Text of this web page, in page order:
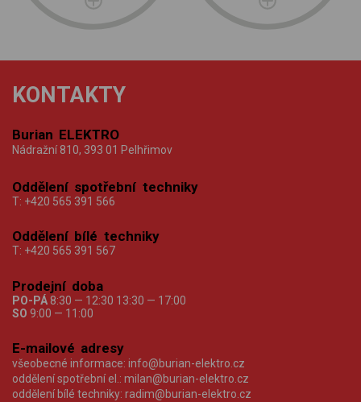
KONTAKTY
Burian ELEKTRO
Nádražní 810, 393 01 Pelhřimov
Oddělení spotřební techniky
T: +420 565 391 566
Oddělení bílé techniky
T: +420 565 391 567
Prodejní doba
PO-PÁ 8:30 — 12:30 13:30 — 17:00
SO 9:00 — 11:00
E-mailové adresy
všeobecné informace: info@burian-elektro.cz
oddělení spotřební el.: milan@burian-elektro.cz
oddělení bílé techniky: radim@burian-elektro.cz